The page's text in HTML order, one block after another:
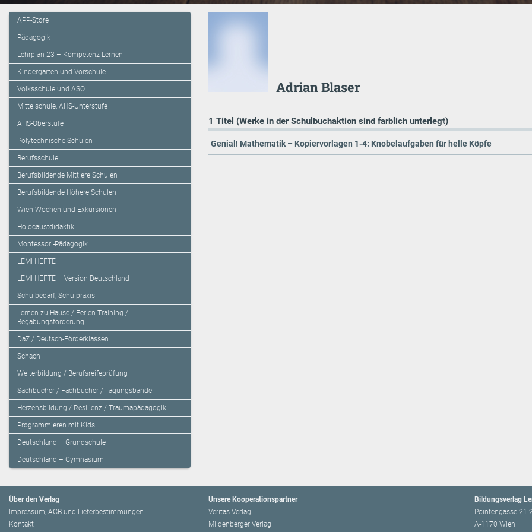
APP-Store
Pädagogik
Lehrplan 23 – Kompetenz Lernen
Kindergarten und Vorschule
Volksschule und ASO
Mittelschule, AHS-Unterstufe
AHS-Oberstufe
Polytechnische Schulen
Berufsschule
Berufsbildende Mittlere Schulen
Berufsbildende Höhere Schulen
Wien-Wochen und Exkursionen
Holocaustdidaktik
Montessori-Pädagogik
LEMI HEFTE
LEMI HEFTE – Version Deutschland
Schulbedarf, Schulpraxis
Lernen zu Hause / Ferien-Training /
Begabungsförderung
DaZ / Deutsch-Förderklassen
Schach
Weiterbildung / Berufsreifeprüfung
Sachbücher / Fachbücher / Tagungsbände
Herzensbildung / Resilienz / Traumapädagogik
Programmieren mit Kids
Deutschland – Grundschule
Deutschland – Gymnasium
Adrian Blaser
1 Titel (Werke in der Schulbuchaktion sind farblich unterlegt)
Genial! Mathematik – Kopiervorlagen 1-4: Knobelaufgaben für helle Köpfe
Über den Verlag
Impressum, AGB und Lieferbestimmungen
Kontakt
Unsere Kooperationspartner
Veritas Verlag
Mildenberger Verlag
Bildungsverlag
Pointengasse 21-
A-1170 Wien